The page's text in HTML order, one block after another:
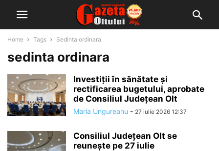
Home Tags Sedinta ordinara
sedinta ordinara
Investiții în sănătate și
rectificarea bugetului, aprobate
de Consiliul Județean Olt
Maria Ungureanu - 27 iulie 2026 12:37
Consiliul Județean Olt se
reunește pe 27 iulie